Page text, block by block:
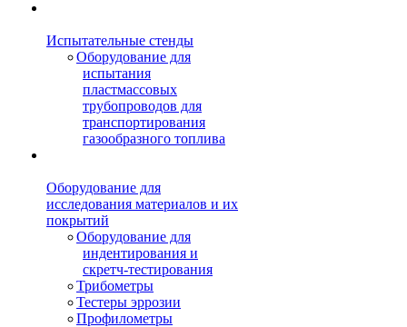
Испытательные стенды
Оборудование для
испытания
пластмассовых
трубопроводов для
транспортирования
газообразного топлива
Оборудование для
исследования материалов и их
покрытий
Оборудование для
индентирования и
скретч-тестирования
Трибометры
Тестеры эррозии
Профилометры